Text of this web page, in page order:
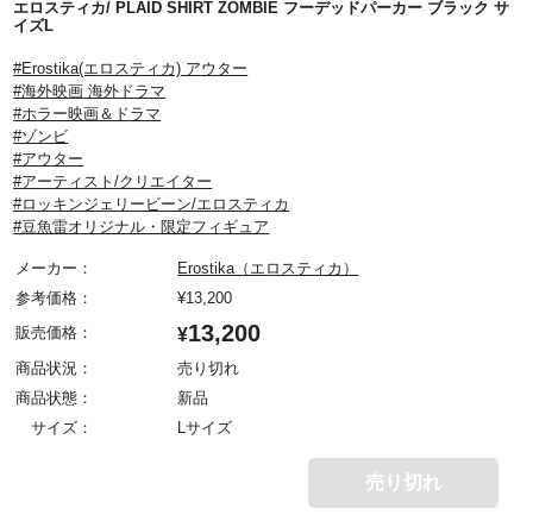
エロスティカ/ PLAID SHIRT ZOMBIE フーデッドパーカー ブラック サ
イズL
#Erostika(エロスティカ) アウター
#海外映画 海外ドラマ
#ホラー映画＆ドラマ
#ゾンビ
#アウター
#アーティスト/クリエイター
#ロッキンジェリービーン/エロスティカ
#豆魚雷オリジナル・限定フィギュア
メーカー：
Erostika（エロスティカ）
参考価格：
¥13,200
販売価格：
¥13,200
商品状況：
売り切れ
商品状態：
新品
サイズ：
Lサイズ
売り切れ